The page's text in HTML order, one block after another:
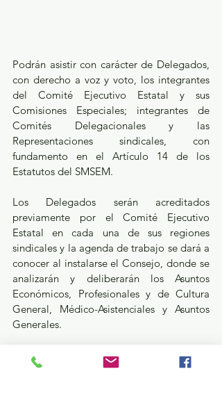
Podrán asistir con carácter de Delegados,
con derecho a voz y voto, los integrantes
del Comité Ejecutivo Estatal y sus
Comisiones Especiales; integrantes de
Comités Delegacionales y las
Representaciones sindicales, con
fundamento en el Artículo 14 de los
Estatutos del SMSEM.
Los Delegados serán acreditados
previamente por el Comité Ejecutivo
Estatal en cada una de sus regiones
sindicales y la agenda de trabajo se dará a
conocer al instalarse el Consejo, donde se
analizarán y deliberarán los Asuntos
Económicos, Profesionales y de Cultura
General, Médico-Asistenciales y Asuntos
Generales.
Política y Gobierno